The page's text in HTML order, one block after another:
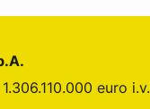
euro i.v.